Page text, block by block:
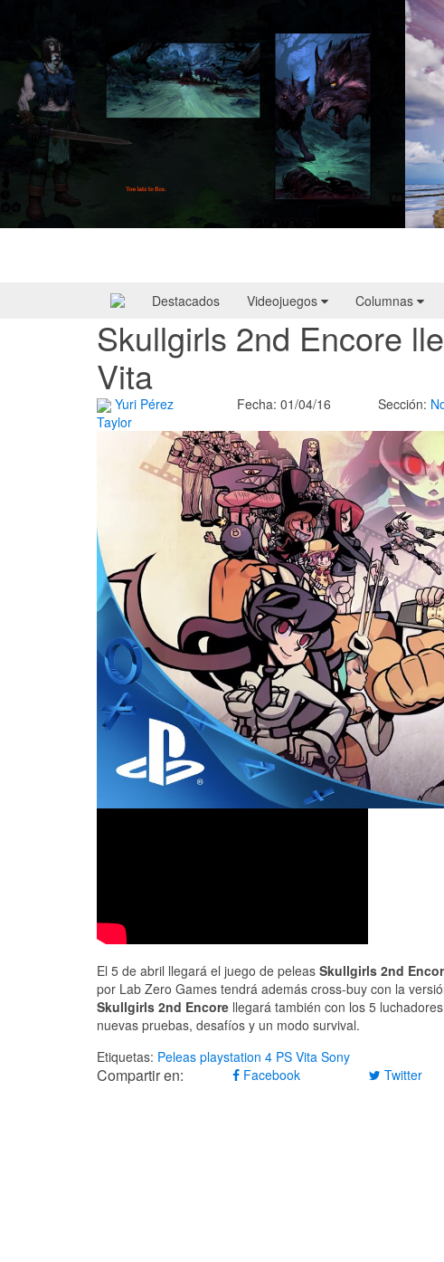
Destacados Videojuegos Columnas
Skullgirls 2nd Encore
Vita
Yuri Pérez
Taylor
Fecha: 01/04/16 Sección:
El 5 de abril llegará el juego de peleas Skullgirls 2nd
por Lab Zero Games tendrá además cross-buy con la
Skullgirls 2nd Encore llegará también con los 5
nuevas pruebas, desafíos y un modo survival.
Etiquetas: Peleas playstation 4 PS Vita Sony
Compartir en: Facebook Twitter